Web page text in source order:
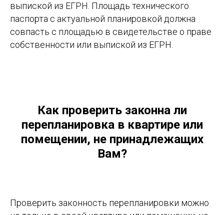
выпиской из ЕГРН. Площадь технического
паспорта с актуальной планировкой должна
совпасть с площадью в свидетельстве о праве
собственности или выпиской из ЕГРН.
Как проверить законна ли
перепланировка в квартире или
помещении, не принадлежащих
Вам?
Проверить законность перепланировки можно